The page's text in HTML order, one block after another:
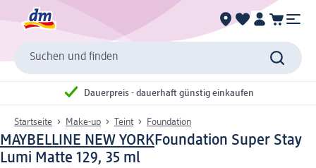
Suchen und finden
Dauerpreis - dauerhaft günstig einkaufen
Startseite Make-up Teint Foundation
MAYBELLINE NEW YORKFoundation Super Stay
Lumi Matte 129, 35 ml